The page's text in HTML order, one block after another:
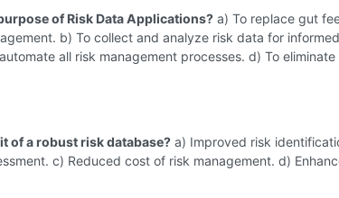
of Risk Data Applications? a) To replace gut
b) To collect and analyze risk data for informed
all risk management processes. d) To eliminate
of a robust risk database? a) Improved risk
c) Reduced cost of risk management. d)